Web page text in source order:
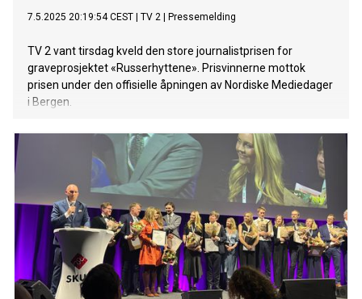
7.5.2025 20:19:54 CEST TV 2 Pressemelding
TV 2 vant tirsdag kveld den store journalistprisen for
graveprosjektet «Russerhyttene». Prisvinnerne mottok
prisen under den offisielle åpningen av Nordiske Mediedager
i Bergen.